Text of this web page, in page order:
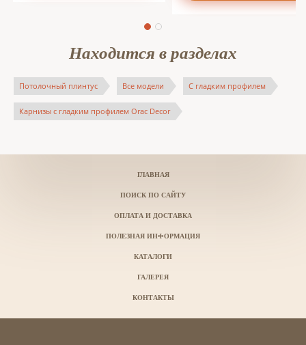
Находится в разделах
Потолочный плинтус Все модели С гладким профилем
Карнизы с гладким профилем Orac Decor
ГЛАВНАЯ
ПОИСК ПО САЙТУ
ОПЛАТА И ДОСТАВКА
ПОЛЕЗНАЯ ИНФОРМАЦИЯ
КАТАЛОГИ
ГАЛЕРЕЯ
КОНТАКТЫ